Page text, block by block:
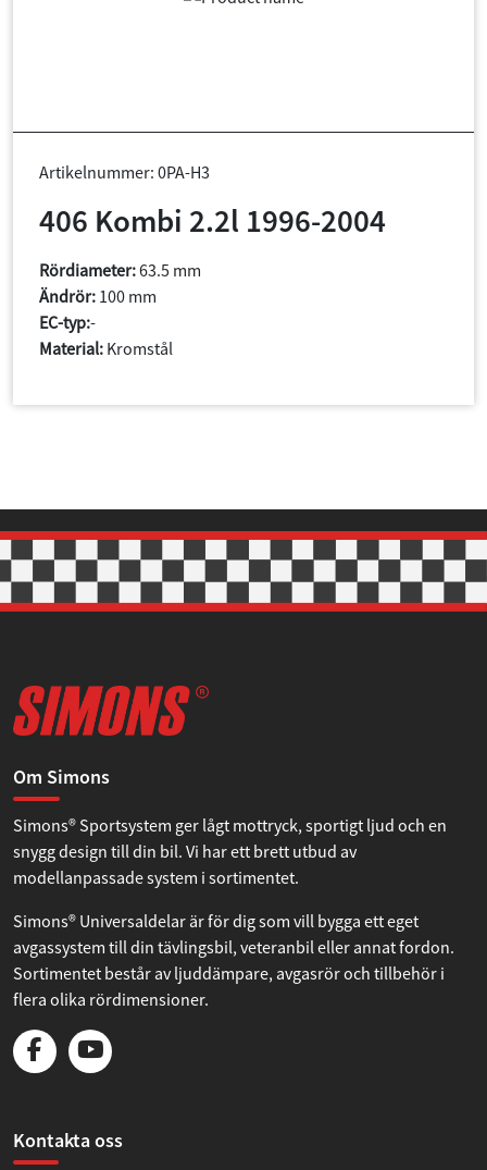
Artikelnummer: 0PA-H3
406 Kombi 2.2l 1996-2004
Rördiameter:63.5 mm
Ändrör: 100 mm
EC-typ:-
Material: Kromstål
Om Simons
Simons® Sportsystem ger lågt mottryck, sportigt ljud och en
snygg design till din bil. Vi har ett brett utbud av
modellanpassade system i sortimentet.
Simons® Universaldelar är för dig som vill bygga ett eget
avgassystem till din tävlingsbil, veteranbil eller annat fordon.
Sortimentet består av ljuddämpare, avgasrör och tillbehör i
flera olika rördimensioner.
Kontakta oss